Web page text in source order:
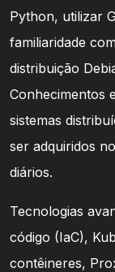
Python, utilizar
familiaridade
distribuição
Conhecimentos
sistemas
ser adquiridos
diários.
Tecnologias
código (IaC),
contêineres,